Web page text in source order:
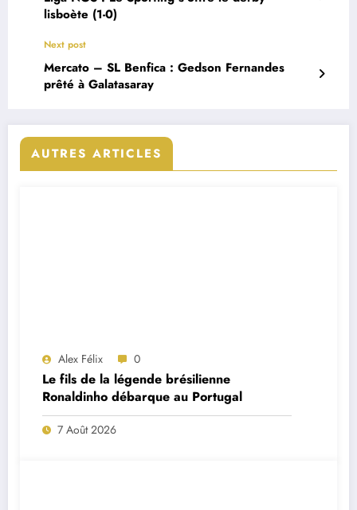
lisboète (1-0)
Next post
Mercato – SL Benfica : Gedson Fernandes
prêté à Galatasaray
AUTRES ARTICLES
Alex Félix 0
Le fils de la légende brésilienne
Ronaldinho débarque au Portugal
7 Août 2026